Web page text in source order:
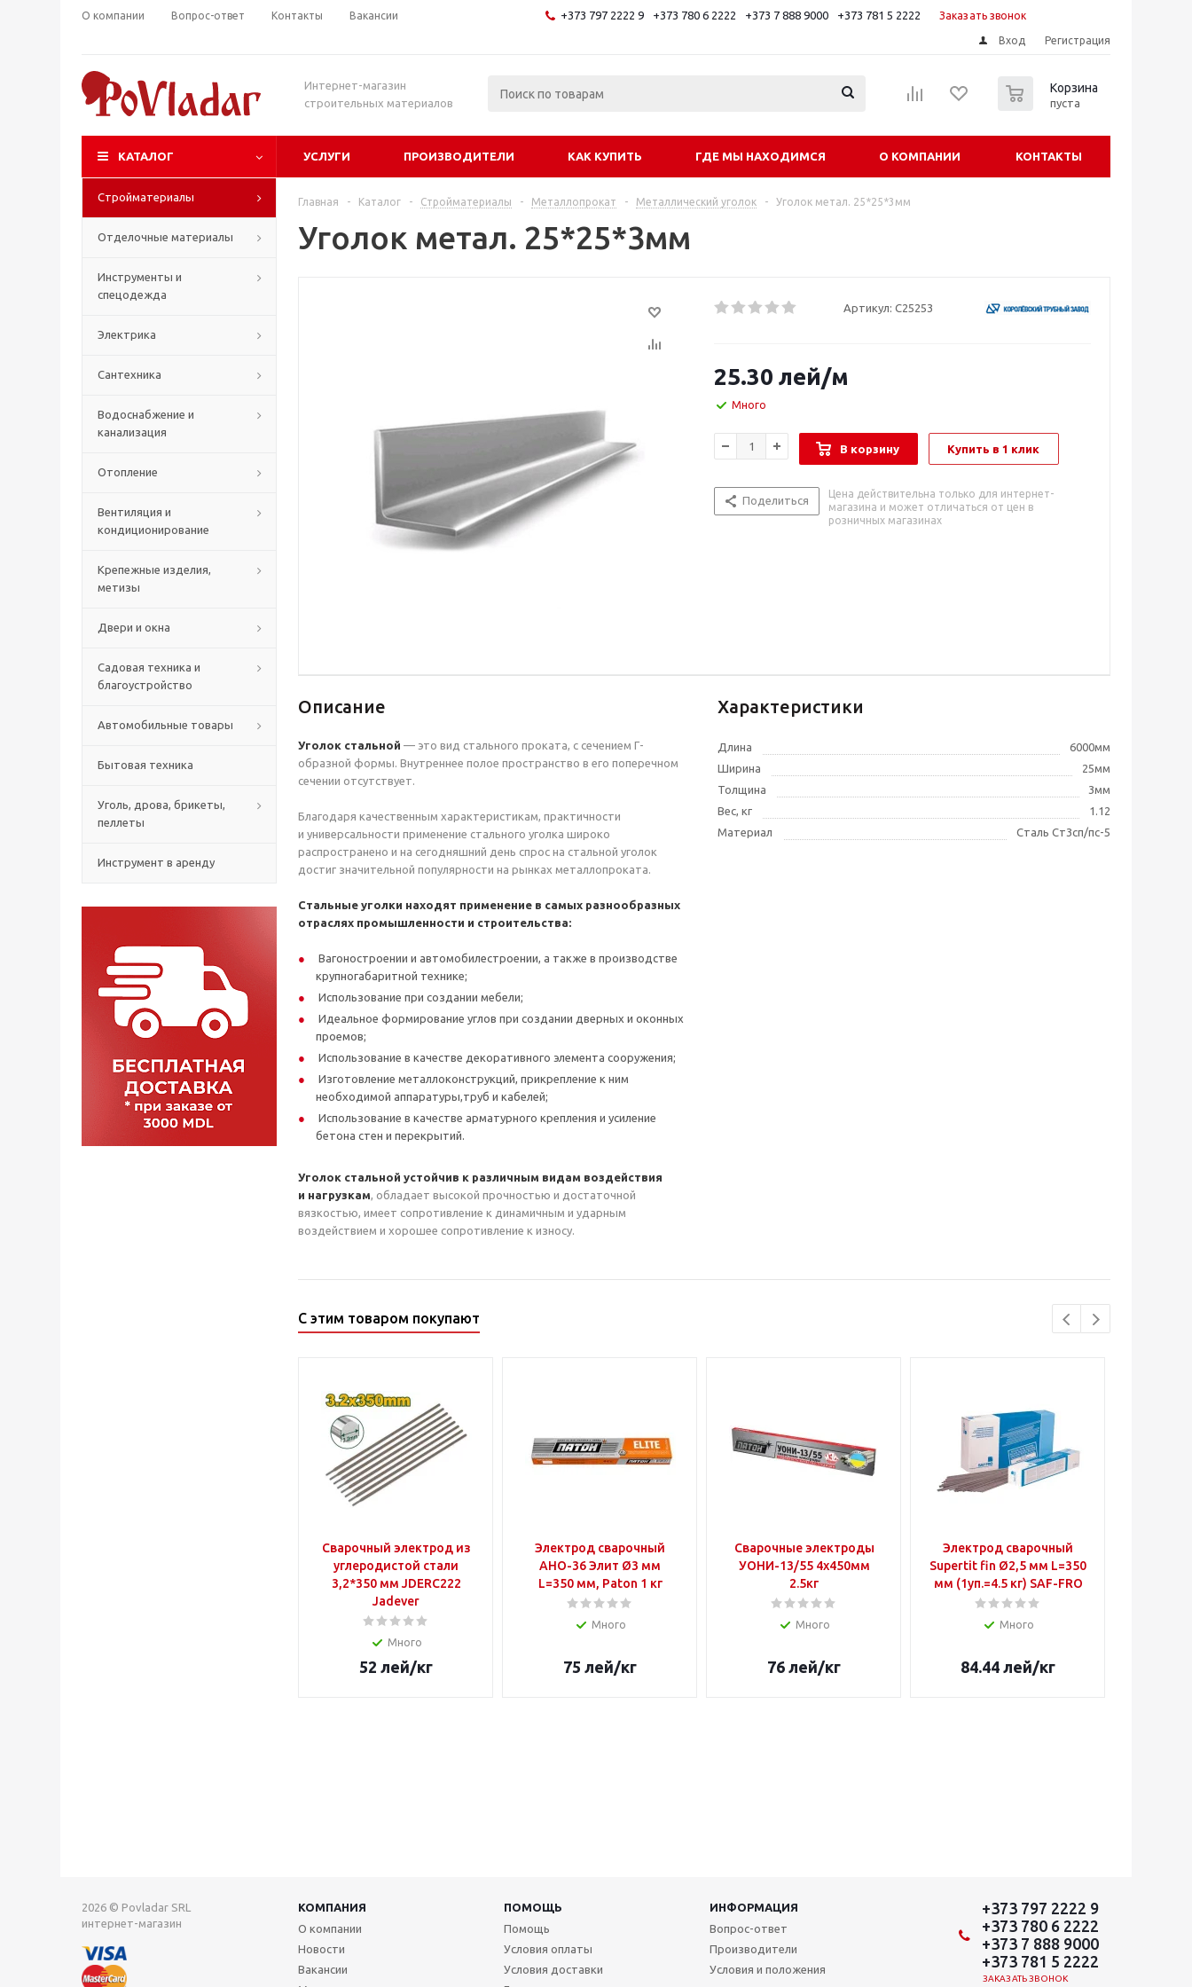
О компании Вопрос-ответ Контакты Вакансии +373 797 2222 9 +373 780 6 2222 +373 7 888 9000 +373 781 5 2222 Заказать звонок
Вход Регистрация
Интернет-магазин
строительных материалов
Корзина
пуста
КАТАЛОГ УСЛУГИ ПРОИЗВОДИТЕЛИ КАК КУПИТЬ ГДЕ МЫ НАХОДИМСЯ О КОМПАНИИ КОНТАКТЫ
Стройматериалы
Отделочные материалы
Инструменты и
спецодежда
Электрика
Сантехника
Водоснабжение и
канализация
Отопление
Вентиляция и
кондиционирование
Крепежные изделия,
метизы
Двери и окна
Садовая техника и
благоустройство
Автомобильные товары
Бытовая техника
Уголь, дрова, брикеты,
пеллеты
Инструмент в аренду
Главная - Каталог - Стройматериалы - Металлопрокат - Металлический уголок - Уголок метал. 25*25*3мм
Уголок метал. 25*25*3мм
Артикул: C25253
25.30 лей/м
Много
В корзину Купить в 1 клик
Поделиться
Цена действительна только для интернет-
магазина и может отличаться от цен в
розничных магазинах
Описание
Уголок стальной — это вид стального проката, с сечением Г-
образной формы. Внутреннее полое пространство в его поперечном
сечении отсутствует.
Благодаря качественным характеристикам, практичности
и универсальности применение стального уголка широко
распространено и на сегодняшний день спрос на стальной уголок
достиг значительной популярности на рынках металлопроката.
Стальные уголки находят применение в самых разнообразных
отраслях промышленности и строительства:
Вагоностроении и автомобилестроении, а также в производстве
крупногабаритной технике;
Использование при создании мебели;
Идеальное формирование углов при создании дверных и оконных
проемов;
Использование в качестве декоративного элемента сооружения;
Изготовление металлоконструкций, прикрепление к ним
необходимой аппаратуры,труб и кабелей;
Использование в качестве арматурного крепления и усиление
бетона стен и перекрытий.
Уголок стальной устойчив к различным видам воздействия
и нагрузкам , обладает высокой прочностью и достаточной
вязкостью, имеет сопротивление к динамичным и ударным
воздействием и хорошее сопротивление к износу.
Характеристики
Длина
6000мм
Ширина
25мм
Толщина
3мм
Вес, кг
1.12
Материал
Сталь Ст3сп/пс-5
С этим товаром покупают
Сварочный электрод из
углеродистой стали
3,2*350 мм JDERC222
Jadever
Много
52 лей/кг
Электрод сварочный
АНО-36 Элит Ø3 мм
L=350 мм, Paton 1 кг
Много
75 лей/кг
Сварочные электроды
УОНИ-13/55 4x450мм
2.5кг
Много
76 лей/кг
Электрод сварочный
Supertit fin Ø2,5 мм L=350
мм (1уп.=4.5 кг) SAF-FRO
Много
84.44 лей/кг
2026 © Povladar SRL
интернет-магазин
КОМПАНИЯ ПОМОЩЬ
ИНФОРМАЦИЯ
О компании
Новости
Вакансии
Помощь
Условия оплаты
Условия доставки
Вопрос-ответ
Производители
Условия и положения
+373 797 2222 9
+373 780 6 2222
+373 7 888 9000
+373 781 5 2222
ЗАКАЗАТЬ ЗВОНОК